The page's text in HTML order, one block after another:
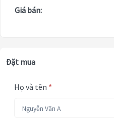
Giá bán:
Đặt mua
Họ và tên *